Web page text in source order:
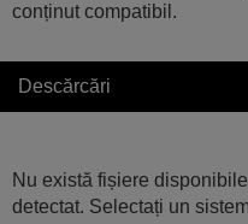
conținut compatibil.
Descărcări
Nu există fișiere
detectat. Selectați un